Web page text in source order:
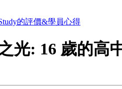
的評價&學員心得
光: 16 歲的高